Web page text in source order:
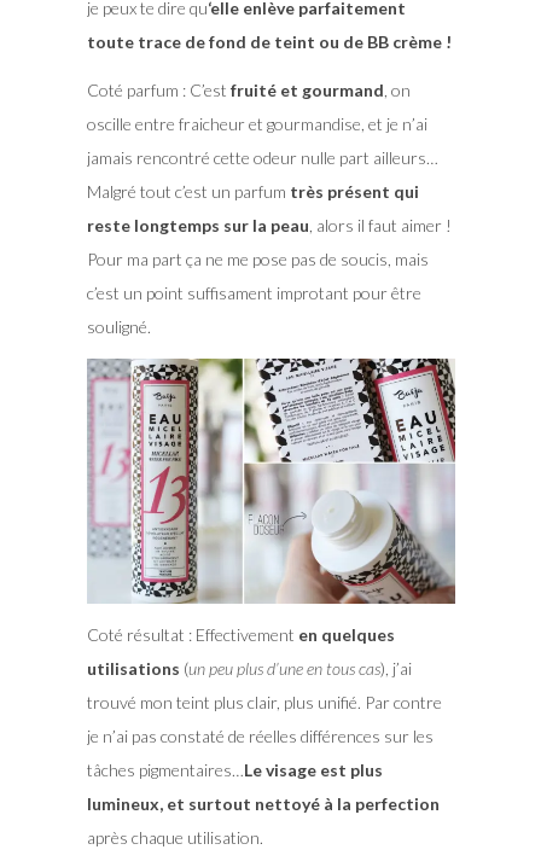
je peux te dire qu‘elle enlève parfaitement
toute trace de fond de teint ou de BB crème !
Coté parfum : C’est fruité et gourmand, on
oscille entre fraicheur et gourmandise, et je n’ai
jamais rencontré cette odeur nulle part ailleurs…
Malgré tout c’est un parfum très présent qui
reste longtemps sur la peau, alors il faut aimer !
Pour ma part ça ne me pose pas de soucis, mais
c’est un point suffisament improtant pour être
souligné.
Coté résultat : Effectivement en quelques
utilisations (un peu plus d’une en tous cas), j’ai
trouvé mon teint plus clair, plus unifié. Par contre
je n’ai pas constaté de réelles différences sur les
tâches pigmentaires…Le visage est plus
lumineux, et surtout nettoyé à la perfection
après chaque utilisation.